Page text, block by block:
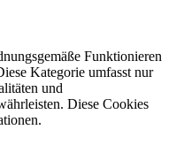
Funktionieren
Kategorie umfasst nur
und
Diese Cookies